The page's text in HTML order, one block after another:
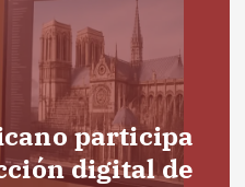
participa
digital de